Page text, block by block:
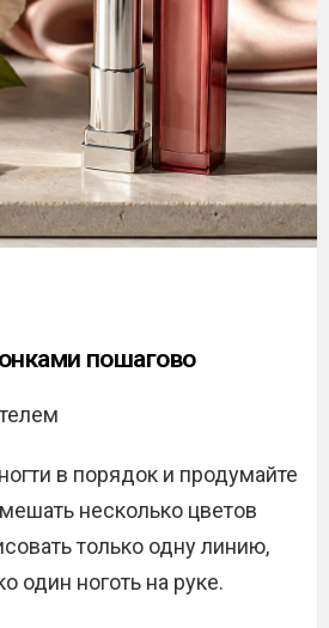
пошагово
в порядок и продумайте
несколько цветов
только одну линию,
один ноготь на руке.